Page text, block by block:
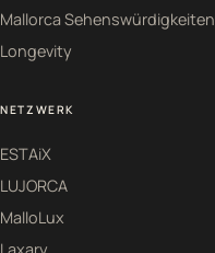
Mallorca Sehenswürdigkeiten
Longevity
NETZWERK
ESTAiX
LUJORCA
MalloLux